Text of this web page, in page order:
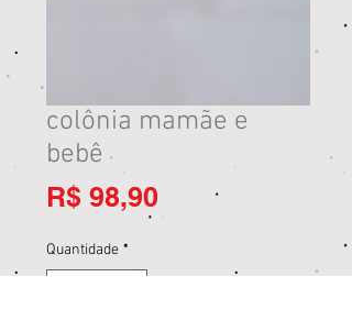
colônia mamãe e
bebê
R$ 98,90 Preço
Quantidade *